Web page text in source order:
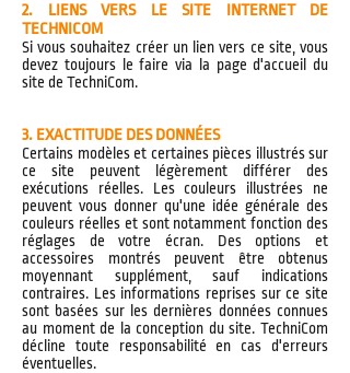
2. LIENS VERS LE SITE INTERNET DE
TECHNICOM
Si vous souhaitez créer un lien vers ce site, vous
devez toujours le faire via la page d'accueil du
site de TechniCom.
3. EXACTITUDE DES DONNÉES
Certains modèles et certaines pièces illustrés sur
ce site peuvent légèrement différer des
exécutions réelles. Les couleurs illustrées ne
peuvent vous donner qu'une idée générale des
couleurs réelles et sont notamment fonction des
réglages de votre écran. Des options et
accessoires montrés peuvent être obtenus
moyennant supplément, sauf indications
contraires. Les informations reprises sur ce site
sont basées sur les dernières données connues
au moment de la conception du site. TechniCom
décline toute responsabilité en cas d'erreurs
éventuelles.